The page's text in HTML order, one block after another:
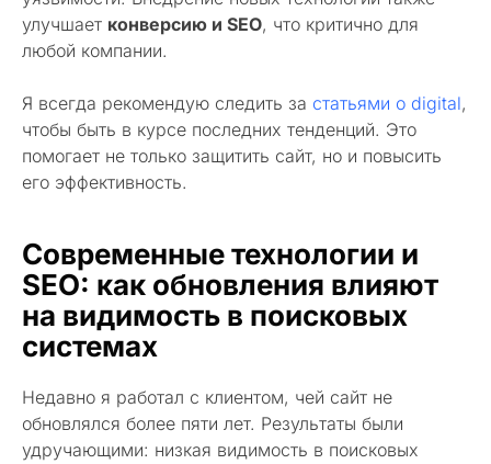
улучшает конверсию и SEO, что критично для
любой компании.
Я всегда рекомендую следить за статьями о digital,
чтобы быть в курсе последних тенденций. Это
помогает не только защитить сайт, но и повысить
его эффективность.
Современные технологии и
SEO: как обновления влияют
на видимость в поисковых
системах
Недавно я работал с клиентом, чей сайт не
обновлялся более пяти лет. Результаты были
удручающими: низкая видимость в поисковых